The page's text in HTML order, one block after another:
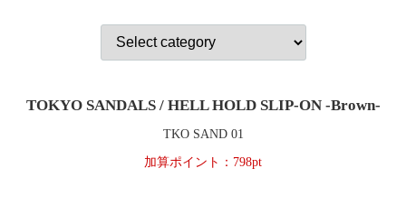
TOKYO SANDALS / HELL HOLD SLIP-ON -Brown-
TKO SAND 01
加算ポイント： 798pt